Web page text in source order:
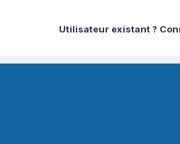
Utilisateur existant ?